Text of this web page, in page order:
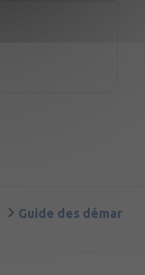
Guide des démar